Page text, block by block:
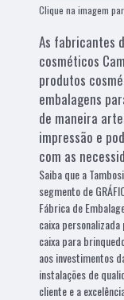
Clique na imagem
As fabricantes
cosméticos
produtos
embalagens
de maneira
impressão e
com as
Saiba que a
segmento de
Fábrica de
caixa
caixa para
aos investimentos
instalações de
cliente e a